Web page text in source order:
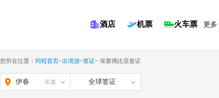
酒店 机票 火车票 更多
您所在位置： 同程首页>出境游>签证> 埃塞俄比亚签证
伊春 出发 全球签证